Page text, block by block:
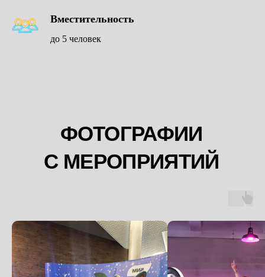
Вместительность
до 5 человек
Нейрофотобудка